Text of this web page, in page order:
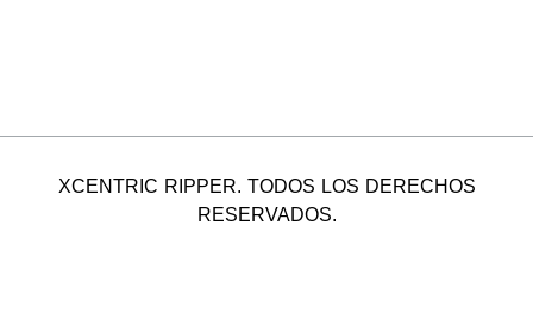
XCENTRIC RIPPER. TODOS LOS DERECHOS
RESERVADOS.